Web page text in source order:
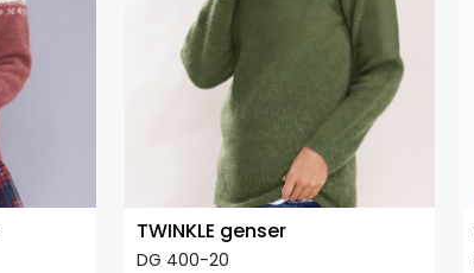
TWINKLE genser
DG 400-20